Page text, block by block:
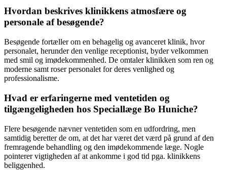
Hvordan beskrives klinikkens atmosfære og
personale af besøgende?
Besøgende fortæller om en behagelig og avanceret klinik, hvor
personalet, herunder den venlige receptionist, byder velkommen
med smil og imødekommenhed. De omtaler klinikken som ren og
moderne samt roser personalet for deres venlighed og
professionalisme.
Hvad er erfaringerne med ventetiden og
tilgængeligheden hos Speciallæge Bo Huniche?
Flere besøgende nævner ventetiden som en udfordring, men
samtidig beretter de om, at det har været det værd på grund af den
fremragende behandling og den imødekommende læge. Nogle
pointerer vigtigheden af at ankomme i god tid pga. klinikkens
beliggenhed.